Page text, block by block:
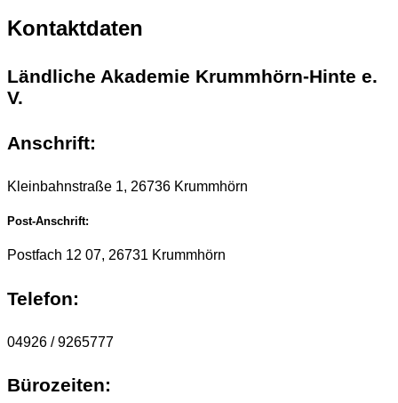
Kontaktdaten
Ländliche Akademie Krummhörn-Hinte e.
V.
Anschrift:
Kleinbahnstraße 1, 26736 Krummhörn
Post-Anschrift:
Postfach 12 07, 26731 Krummhörn
Telefon:
04926 / 9265777
Bürozeiten: